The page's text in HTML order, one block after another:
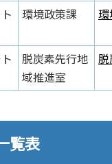
環境政策課
脱炭素先行地
域推進室
覧表